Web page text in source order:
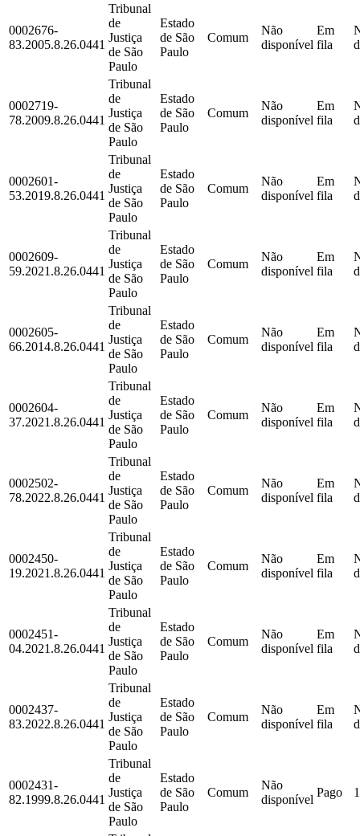
0002676-
83.2005.8.26.0441
Tribunal
de
Justiça
de São
Paulo
Estado
de São
Paulo
Comum
Não
disponível
Em
fila
0002719-
78.2009.8.26.0441
Tribunal
de
Justiça
de São
Paulo
Estado
de São
Paulo
Comum
Não
disponível
Em
fila
0002601-
53.2019.8.26.0441
Tribunal
de
Justiça
de São
Paulo
Estado
de São
Paulo
Comum
Não
disponível
Em
fila
0002609-
59.2021.8.26.0441
Tribunal
de
Justiça
de São
Paulo
Estado
de São
Paulo
Comum
Não
disponível
Em
fila
0002605-
66.2014.8.26.0441
Tribunal
de
Justiça
de São
Paulo
Estado
de São
Paulo
Comum
Não
disponível
Em
fila
0002604-
37.2021.8.26.0441
Tribunal
de
Justiça
de São
Paulo
Estado
de São
Paulo
Comum
Não
disponível
Em
fila
0002502-
78.2022.8.26.0441
Tribunal
de
Justiça
de São
Paulo
Estado
de São
Paulo
Comum
Não
disponível
Em
fila
0002450-
19.2021.8.26.0441
Tribunal
de
Justiça
de São
Paulo
Estado
de São
Paulo
Comum
Não
disponível
Em
fila
0002451-
04.2021.8.26.0441
Tribunal
de
Justiça
de São
Paulo
Estado
de São
Paulo
Comum
Não
disponível
Em
fila
0002437-
83.2022.8.26.0441
Tribunal
de
Justiça
de São
Paulo
Estado
de São
Paulo
Comum
Não
disponível
Em
fila
0002431-
82.1999.8.26.0441
Tribunal
de
Justiça
de São
Paulo
Estado
de São
Paulo
Comum
Não
disponível
Pago